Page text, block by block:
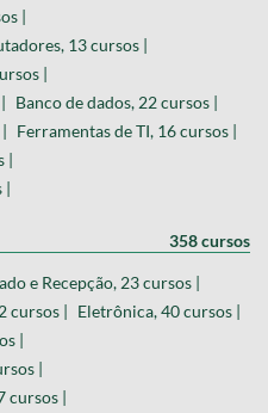
|
13 cursos |
|
Banco de dados, 22 cursos |
Ferramentas de TI, 16 cursos |
358 cursos
e Recepção, 23 cursos |
cursos |
Eletrônica, 40 cursos |
|
|
|